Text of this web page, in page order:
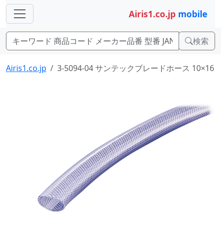
Airis1.co.jp mobile
検索
Airis1.co.jp 3-5094-04 サンテックブレードホース 10×16